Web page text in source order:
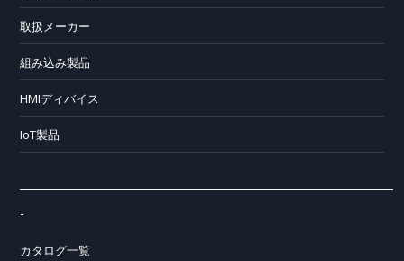
取扱メーカー
組み込み製品
HMIディバイス
IoT製品
-
カタログ一覧